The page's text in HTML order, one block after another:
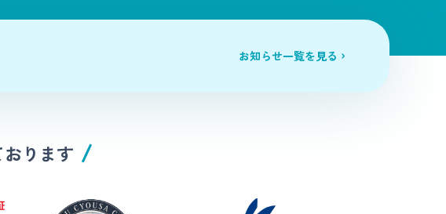
お知らせ一覧を見る
ります